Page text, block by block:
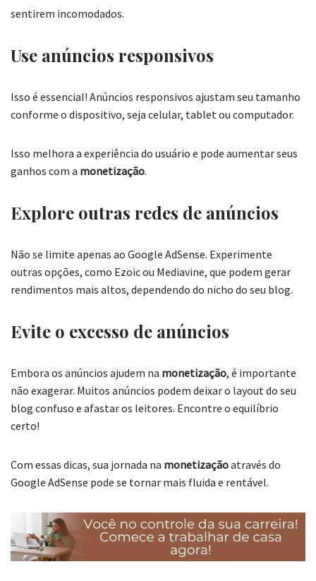
sentirem incomodados.
Use anúncios responsivos
Isso é essencial! Anúncios responsivos ajustam seu tamanho
conforme o dispositivo, seja celular, tablet ou computador.
Isso melhora a experiência do usuário e pode aumentar seus
ganhos com a monetização.
Explore outras redes de anúncios
Não se limite apenas ao Google AdSense. Experimente
outras opções, como Ezoic ou Mediavine, que podem gerar
rendimentos mais altos, dependendo do nicho do seu blog.
Evite o excesso de anúncios
Embora os anúncios ajudem na monetização, é importante
não exagerar. Muitos anúncios podem deixar o layout do seu
blog confuso e afastar os leitores. Encontre o equilíbrio
certo!
Com essas dicas, sua jornada na monetizaçãoatravés do
Google AdSense pode se tornar mais fluida e rentável.